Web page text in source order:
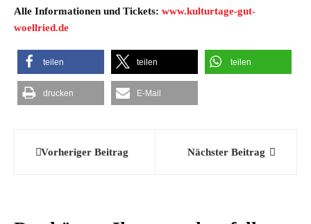
Alle Informationen und Tickets: www.kulturtage-gut-
woellried.de
teilen teilen teilen
drucken E-Mail
Beitragsnavigation
Vorheriger Beitrag Nächster Beitrag